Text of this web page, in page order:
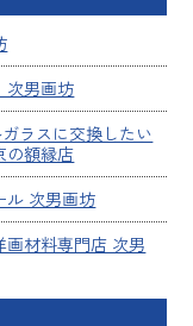
次男画坊
ラスに交換したい
の額縁店
ル 次男画坊
材料専門店 次男